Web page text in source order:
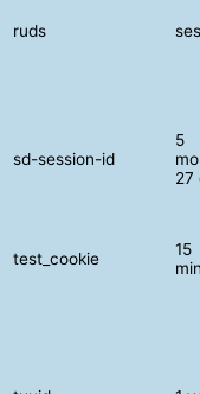
ruds
sd-session-id
5
27
test_cookie
15